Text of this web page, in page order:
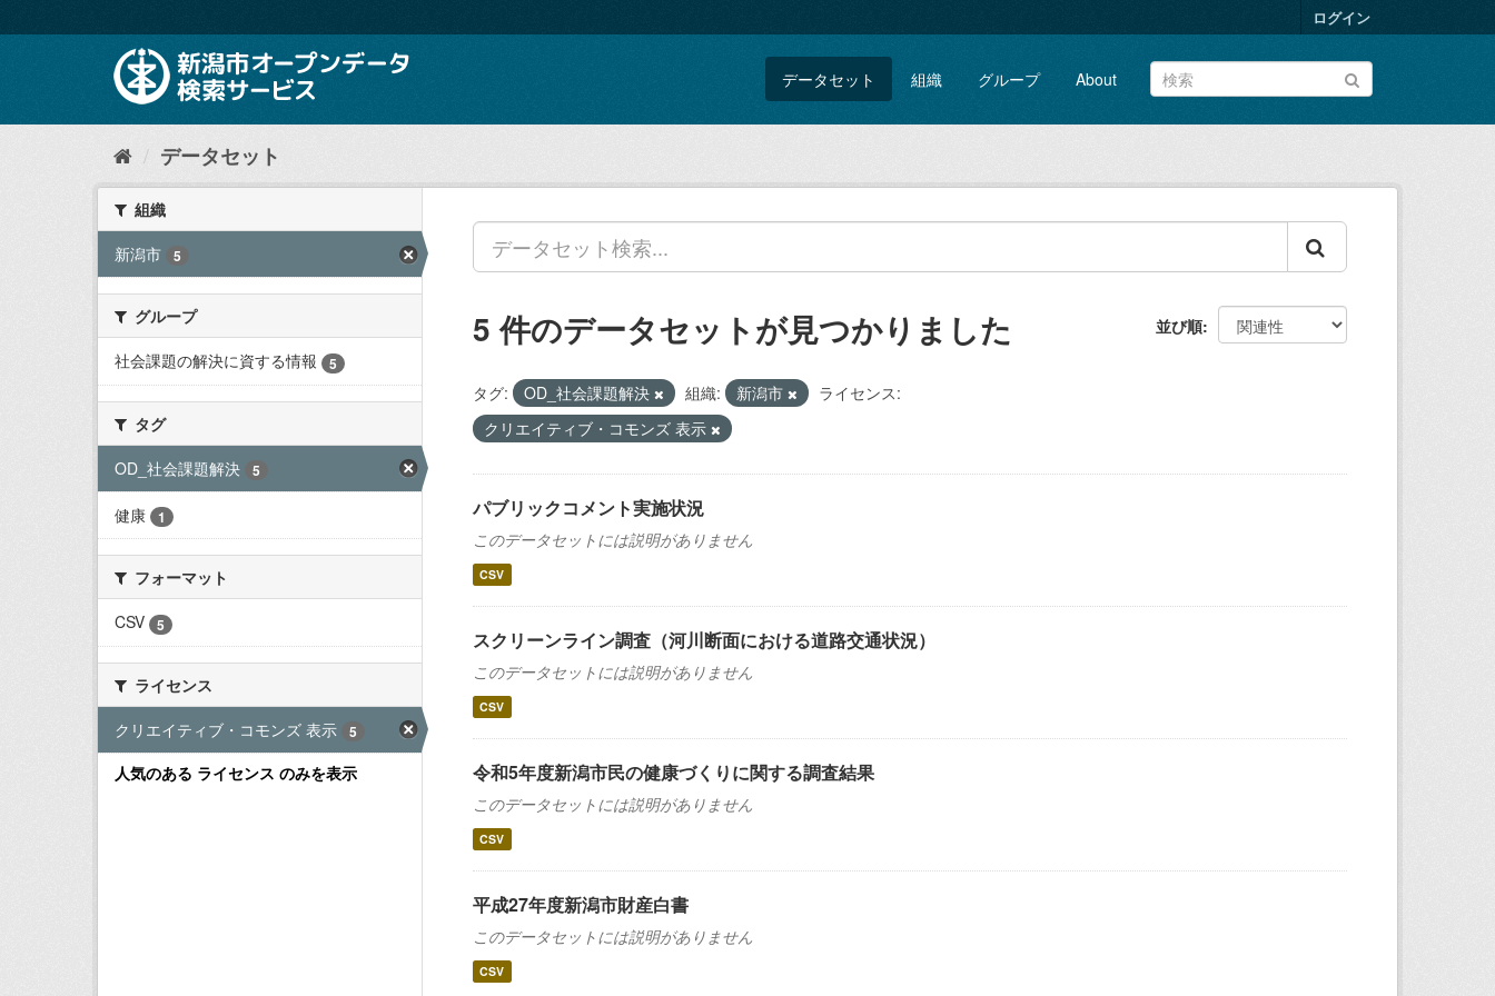
キ
て
ログイン
データセット 組織 グループ About
データセット
組織
新潟市
5
グループ
社会課題の解決に資する情報
5
タグ
OD_社会課題解決
5
健康 1
フォーマット
CSV
5
ライセンス
クリエイティブ・コモンズ 表示
5
人気のある ライセンス のみを表示
並び順
5 件のデータセットが見つかりました
タグ: OD_社会課題解決 組織: 新潟市
ライセンス:
クリエイティブ・コモンズ 表示
パブリックコメント実施状況
このデータセットには説明がありません
CSV
スクリーンライン調査（河川断面における道路交通状況）
このデータセットには説明がありません
CSV
令和5年度新潟市民の健康づくりに関する調査結果
このデータセットには説明がありません
CSV
平成27年度新潟市財産白書
このデータセットには説明がありません
CSV